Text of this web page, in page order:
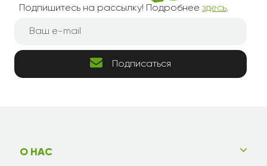
Подпишитесь на рассылку! Подробнее здесь.
Подписаться
О НАС